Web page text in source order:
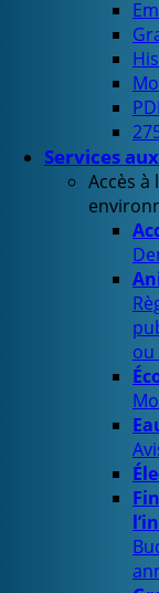
Services
Accès à
ou